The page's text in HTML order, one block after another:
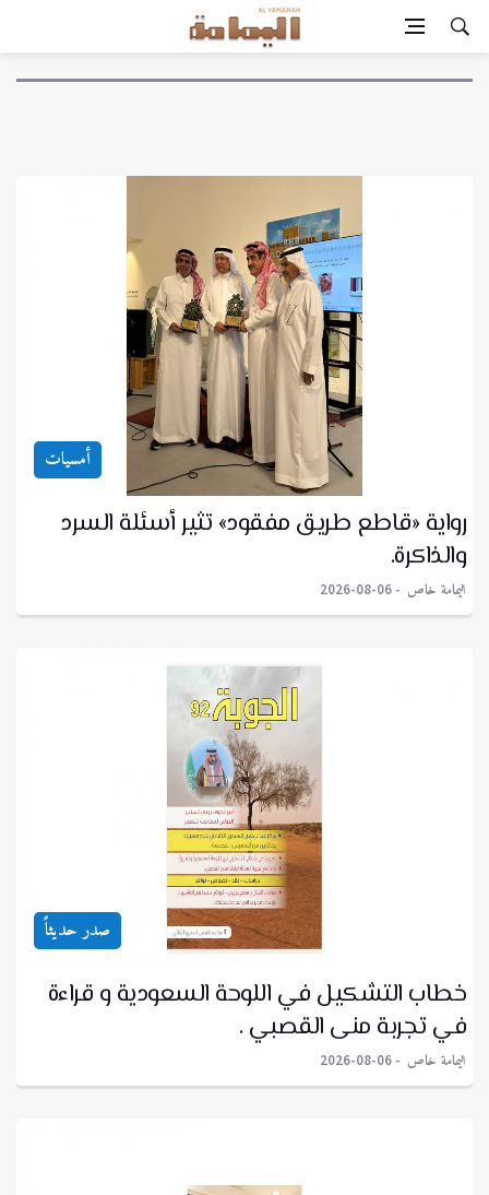
أمسيات
رواية «قاطع طريق مفقود» تثير أسئلة السرد
والذاكرة.
اليمامة خاص 2026-08-06
صدر حديثاً
خطاب التشكيل في اللوحة السعودية و قراءة
في تجربة منى القصبي .
اليمامة خاص 2026-08-06